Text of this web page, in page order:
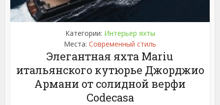
Категории: Интерьер яхты
Места: Современный стиль
Элегантная яхта Mariu
итальянского кутюрье Джорджио
Армани от солидной верфи
Codecasa